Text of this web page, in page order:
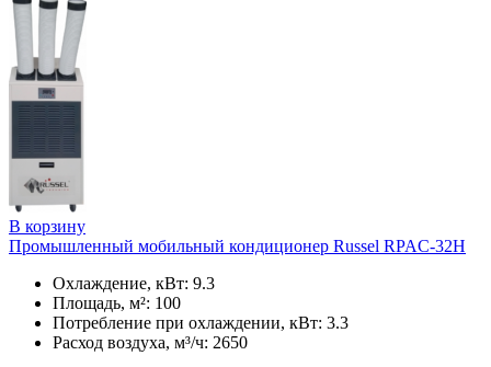
В корзину
Промышленный мобильный кондиционер Russel RPAC-32H
Охлаждение, кВт: 9.3
Площадь, м²: 100
Потребление при охлаждении, кВт: 3.3
Расход воздуха, м³/ч: 2650